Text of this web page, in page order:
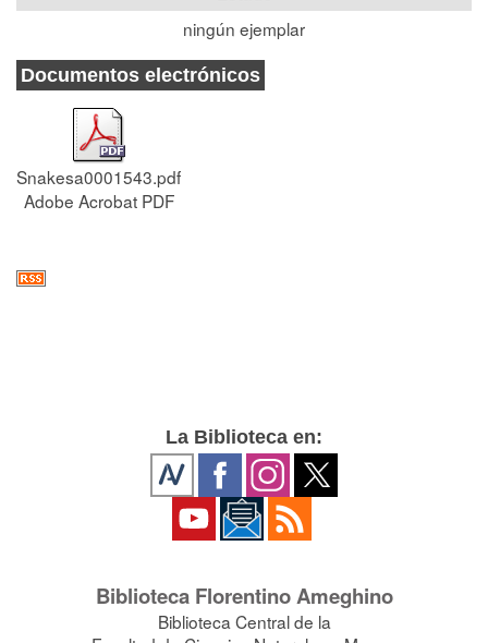
ningún ejemplar
Documentos electrónicos
Snakesa0001543.pdf
Adobe Acrobat PDF
La Biblioteca en:
Biblioteca Florentino Ameghino
Biblioteca Central de la